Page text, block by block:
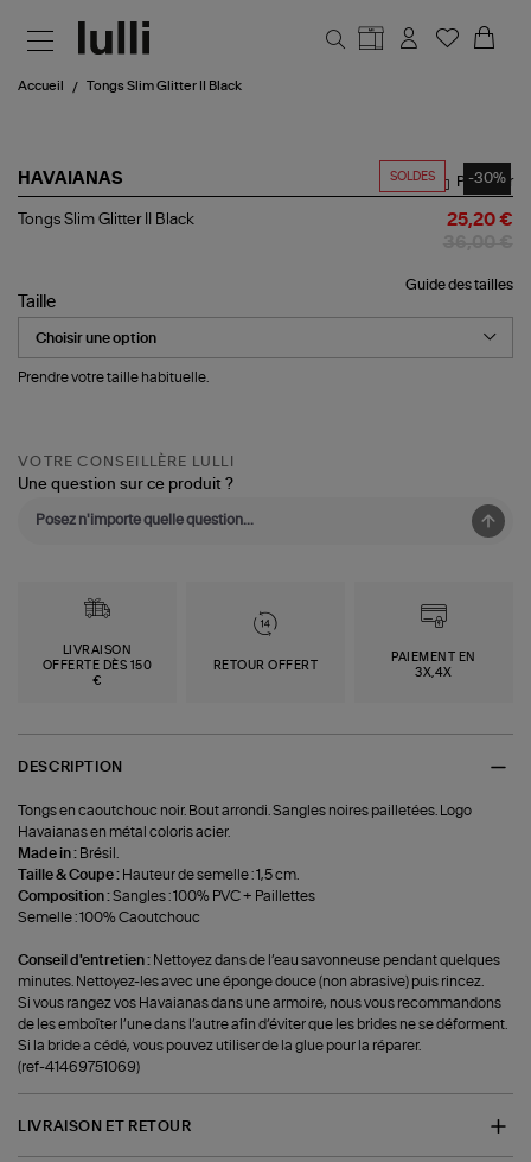
Accueil Tongs Slim Glitter II Black
SOLDES -30%
HAVAIANAS
Tongs
Black
Partager
Tongs Slim Glitter II Black 25,20 €
Guide des tailles
Taille
Prendre votre taille habituelle.
VOTRE CONSEILLÈRE LULLI
Une question sur ce produit ?
LIVRAISON
OFFERTE DÈS 150
€
RETOUR OFFERT
PAIEMENT EN
3X,4X
DESCRIPTION
Tongs en caoutchouc noir. Bout arrondi. Sangles noires pailletées. Logo
Havaianas en métal coloris acier.
Made in : Brésil.
Taille & Coupe : Hauteur de semelle : 1,5 cm.
Composition :‍Sangles : 100% PVC + Paillettes
Semelle : 100% Caoutchouc
Conseil d'entretien : Nettoyez dans de l’eau savonneuse pendant quelques
minutes. Nettoyez-les avec une éponge douce (non abrasive) puis rincez.
Si vous rangez vos Havaianas dans une armoire, nous vous recommandons
de les emboîter l’une dans l’autre afin d’éviter que les brides ne se déforment.
Si la bride a cédé, vous pouvez utiliser de la glue pour la réparer.
(ref-41469751069)
LIVRAISON ET RETOUR